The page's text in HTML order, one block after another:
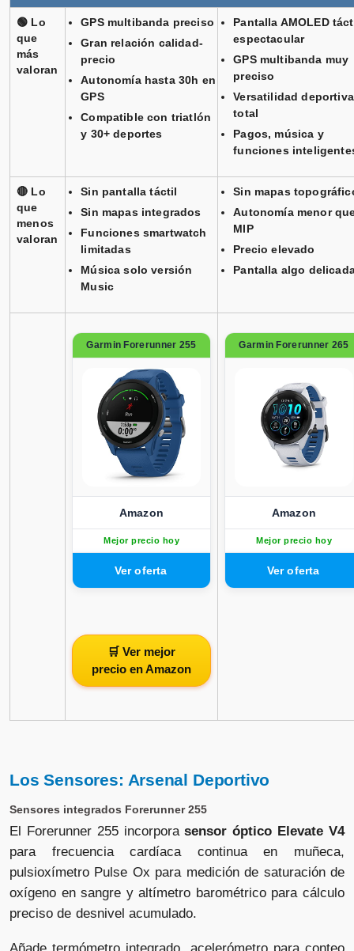
🟢 Lo
que
más
valoran
GPS multibanda preciso
Gran relación calidad-
precio
Autonomía hasta 30h en
GPS
Compatible con triatlón
y 30+ deportes
Pantalla AMOLED
espectacular
GPS multibanda muy
preciso
Versatilidad deportiva
total
Pagos, música y
funciones
🔴 Lo
que
menos
valoran
Sin pantalla táctil
Sin mapas integrados
Funciones smartwatch
limitadas
Música solo versión
Music
Sin mapas
Autonomía menor
MIP
Precio elevado
Pantalla algo
Garmin Forerunner 255
Amazon
Mejor precio hoy
🛒 Ver mejor
precio en Amazon
Garmin Forerunner 265
Amazon
Mejor precio hoy
Los Sensores: Arsenal Deportivo
Sensores integrados Forerunner 255
El Forerunner 255 incorporasensor óptico Elevate V4
para frecuencia cardíaca continua en muñeca,
pulsioxímetro Pulse Ox para medición de saturación de
oxígeno en sangre y altímetro barométrico para cálculo
preciso de desnivel acumulado.
Añade termómetro integrado, acelerómetro para conteo